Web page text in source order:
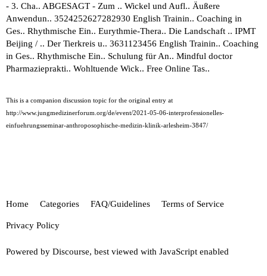
- 3. Cha.. ABGESAGT - Zum .. Wickel und Aufl.. Äußere
Anwendun.. 3524252627282930 English Trainin.. Coaching in
Ges.. Rhythmische Ein.. Eurythmie-Thera.. Die Landschaft .. IPMT
Beijing / .. Der Tierkreis u.. 3631123456 English Trainin.. Coaching
in Ges.. Rhythmische Ein.. Schulung für An.. Mindful doctor
Pharmazieprakti.. Wohltuende Wick.. Free Online Tas..
This is a companion discussion topic for the original entry at
http://www.jungmedizinerforum.org/de/event/2021-05-06-interprofessionelles-
einfuehrungsseminar-anthroposophische-medizin-klinik-arlesheim-3847/
Home Categories FAQ/Guidelines Terms of Service
Privacy Policy
Powered by Discourse, best viewed with JavaScript enabled